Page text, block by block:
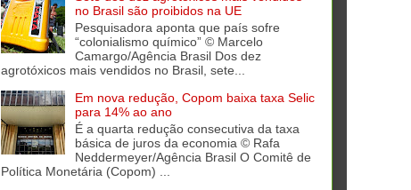
no Brasil são proibidos na UE
Pesquisadora aponta que país sofre
“colonialismo químico” © Marcelo
Camargo/Agência Brasil Dos dez
agrotóxicos mais vendidos no Brasil, sete...
Em nova redução, Copom baixa taxa Selic
para 14% ao ano
É a quarta redução consecutiva da taxa
básica de juros da economia © Rafa
Neddermeyer/Agência Brasil O Comitê de
Política Monetária (Copom) ...